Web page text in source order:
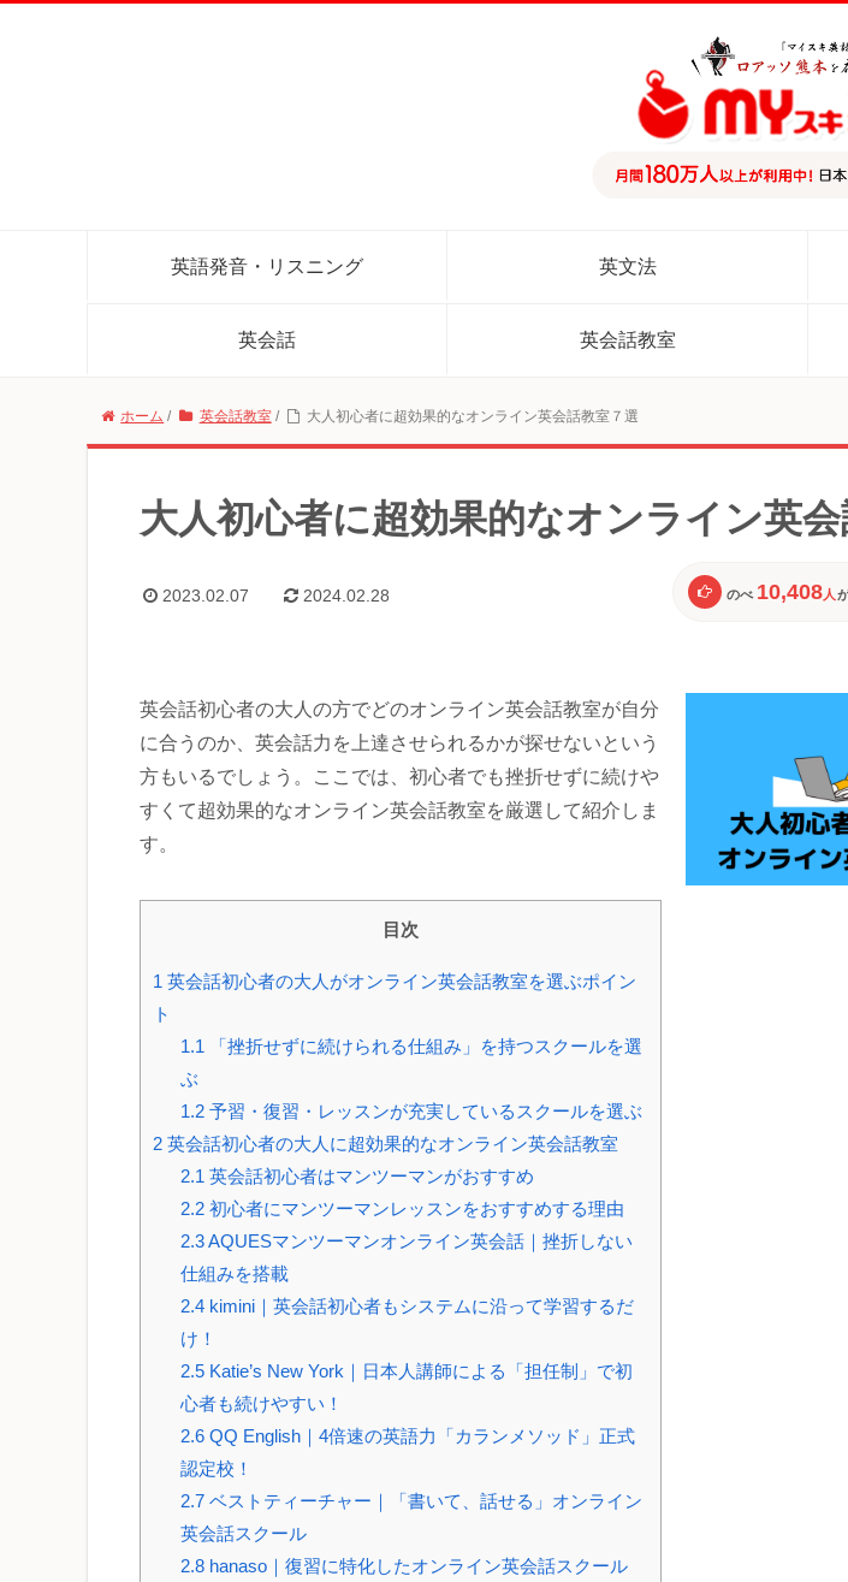
英語発音・リスニング 英文法
英会話 英会話教室
ホーム / 英会話教室 / 大人初心者に超効果的なオンライン英会話教室７選
大人初心者に超効果的なオンライン英
2023.02.07 2024.02.28 のべ 10,408人
英会話初心者の大人の方でどのオンライン英会話教室が自分
に合うのか、英会話力を上達させられるかが探せないという
方もいるでしょう。ここでは、初心者でも挫折せずに続けや
すくて超効果的なオンライン英会話教室を厳選して紹介しま
す。
目次
1 英会話初心者の大人がオンライン英会話教室を選ぶポイン
ト
1.1 「挫折せずに続けられる仕組み」を持つスクールを選
ぶ
1.2予習・復習・レッスンが充実しているスクールを選ぶ
2 英会話初心者の大人に超効果的なオンライン英会話教室
2.1 英会話初心者はマンツーマンがおすすめ
2.2初心者にマンツーマンレッスンをおすすめする理由
2.3AQUESマンツーマンオンライン英会話｜挫折しない
仕組みを搭載
2.4kimini｜英会話初心者もシステムに沿って学習するだ
け！
2.5Katie’s New York｜日本人講師による「担任制」で初
心者も続けやすい！
2.6QQ English｜4倍速の英語力「カランメソッド」正式
認定校！
2.7ベストティーチャー｜「書いて、話せる」オンライン
英会話スクール
2.8hanaso｜復習に特化したオンライン英会話スクール